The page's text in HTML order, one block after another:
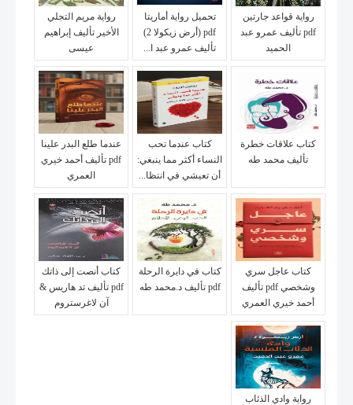
رواية قواعد جارتين
pdf تأليف عمرو عبد
الحميد
تحميل رواية أماريتا
pdf (أرض زيكولا 2)
تأليف عمرو عبد ا...
رواية مريم التجلي
الأخير تأليف إبراهيم
عيسى
كتاب علاقات خطرة
تأليف محمد طه
كتاب عندما تحب
النساء أكثر مما ينبغي:
أن تعيشي في انتظا...
عندما طلع البدر علينا
pdf تأليف أحمد خيري
العمري
كتاب عاجل سري
وشخصي pdf تأليف
أحمد خيري العمري
كتاب في دايرة الرحلة
pdf تأليف د.محمد طه
كتاب أنصت إلى ذاتك
pdf تأليف تد هاريس &
آن لاغرستروم
رواية وادي الذئاب